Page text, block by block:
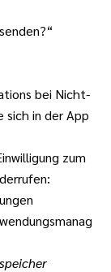
bei Nicht-
sich in der App
zum